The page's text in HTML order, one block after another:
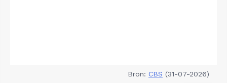
Bron: CBS (31-07-2026)